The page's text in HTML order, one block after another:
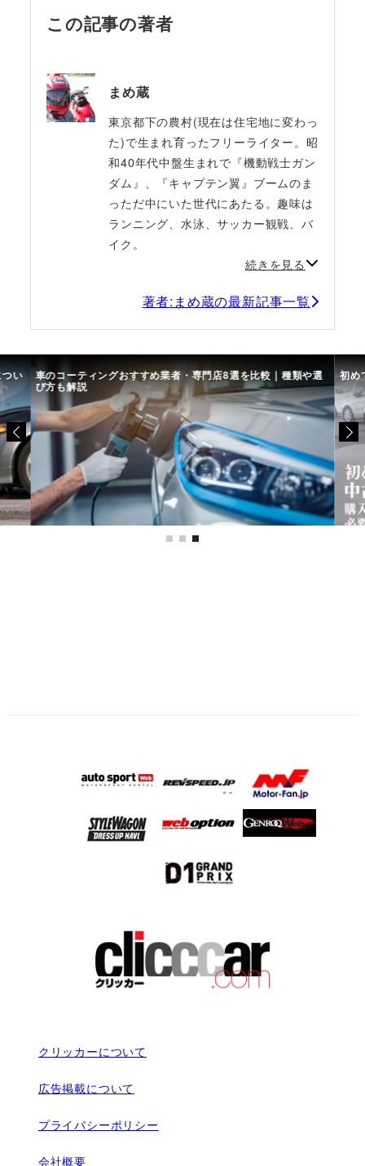
この記事の著者
まめ蔵
東京都下の農村(現在は住宅地に変わっ
た)で生まれ育ったフリーライター。昭
和40年代中盤生まれで『機動戦士ガン
ダム』、『キャプテン翼』ブームのま
っただ中にいた世代にあたる。趣味は
ランニング、水泳、サッカー観戦、バ
イク。
続きを見る
著者:まめ蔵の最新記事一覧
い 車のコーティングおすすめ業者・専門店8選を比較｜種類や選
び方も解説
初め
クリッカーについて
広告掲載について
プライバシーポリシー
会社概要